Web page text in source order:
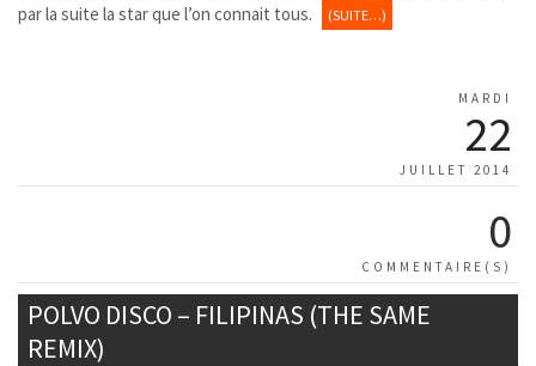
par la suite la star que l’on connait tous.
(SUITE…)
MARDI
22
JUILLET 2014
0
COMMENTAIRE(S)
POLVO DISCO – FILIPINAS (THE SAME
REMIX)